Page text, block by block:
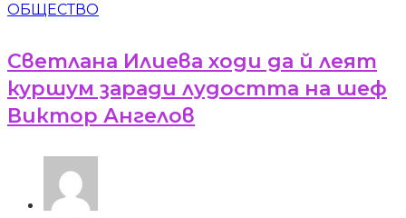
ОБЩЕСТВО
Светлана Илиева ходи да й леят
куршум заради лудостта на шеф
Виктор Ангелов